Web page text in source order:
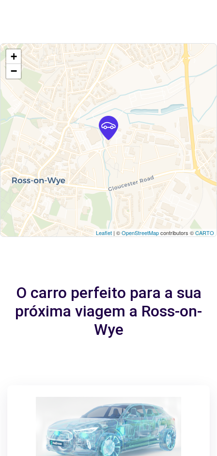
+
−
Leaflet | ©OpenStreetMapcontributors ©CARTO
O carro perfeito para a sua
próxima viagem a Ross-on-
Wye